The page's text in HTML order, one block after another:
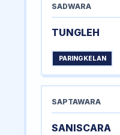
SADWARA
TUNGLEH
PARINGKELAN
SAPTAWARA
SANISCARA